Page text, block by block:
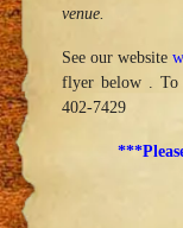
venue.
See our website
flyer below . To
402-7429